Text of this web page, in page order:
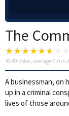
The
4549 votes, average6.0
A businessman, on
up in a criminal
lives of those